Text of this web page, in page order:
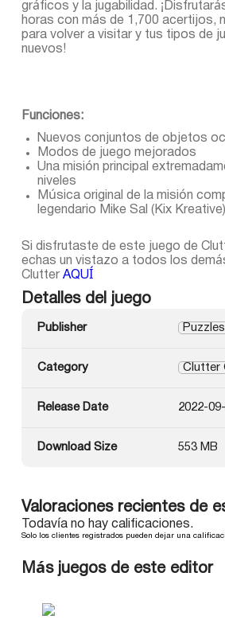
gráficos y la jugabilidad.
horas con más de 1,700 acertijos,
para volver a visitar y tus tipos de
nuevos!
Funciones:
Nuevos conjuntos de objetos
Modos de juego mejorados
Una misión principal
niveles
Música original de la misión
legendario Mike Sal (Kix Kreative)
Si disfrutaste de este juego de
echas un vistazo a todos los
Clutter AQUÍ
Detalles del juego
Publisher
Category Clutter
Release Date 2022-
Download Size 553 MB
Valoraciones recientes de
Todavía no hay calificaciones.
Solo los clientes registrados pueden dejar una
Más juegos de este editor